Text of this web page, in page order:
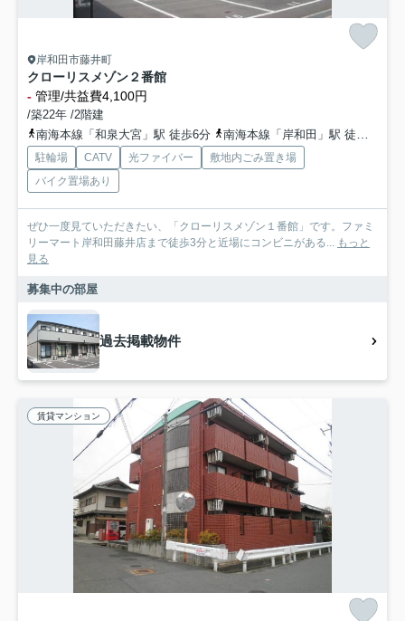
岸和田市藤井町
クローリスメゾン２番館
- 管理/共益費4,100円
/築22年 /2階建
南海本線「和泉大宮」駅 徒歩6分
南海本線「岸和田」駅 徒歩10分
駐輪場 CATV 光ファイバー
敷地内ごみ置き場
バイク置場あり
ぜひ一度見ていただきたい、「クローリスメゾン１番館」です。ファミ
リーマート岸和田藤井店まで徒歩3分と近場にコンビニがある... もっと
見る
募集中の部屋
過去掲載物件
賃貸マンション